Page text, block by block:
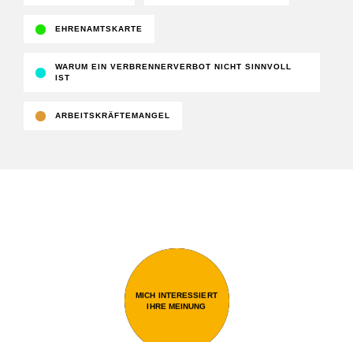
EHRENAMTSKARTE
WARUM EIN VERBRENNERVERBOT NICHT SINNVOLL
IST
ARBEITSKRÄFTEMANGEL
MICH INTERESSIERT
IHRE MEINUNG